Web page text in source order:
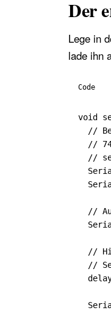
Der
Lege in
lade ihn
Code
void
//
//
//
//
//
//